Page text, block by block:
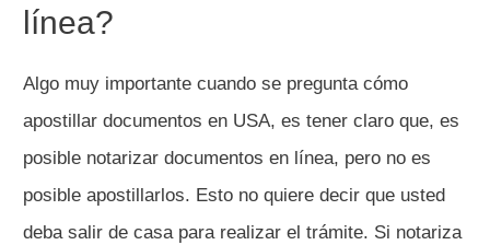
línea?
Algo muy importante cuando se pregunta cómo
apostillar documentos en USA, es tener claro que, es
posible notarizar documentos en línea, pero no es
posible apostillarlos. Esto no quiere decir que usted
deba salir de casa para realizar el trámite. Si notariza